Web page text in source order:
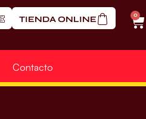
TIENDA ONLINE 0
Contacto